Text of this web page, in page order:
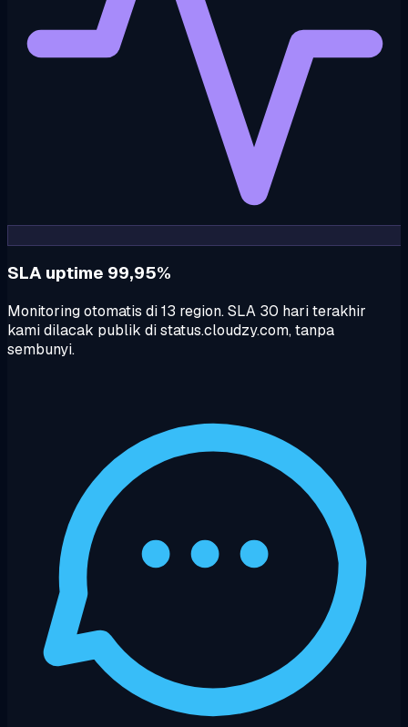
SLA uptime 99,95%
Monitoring otomatis di 13 region. SLA 30 hari terakhir
kami dilacak publik di status.cloudzy.com, tanpa
sembunyi.